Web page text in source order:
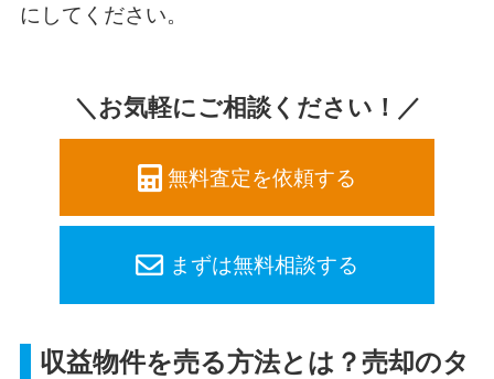
にしてください。
＼お気軽にご相談ください！／
無料査定を依頼する
まずは無料相談する
収益物件を売る方法とは？売却のタ